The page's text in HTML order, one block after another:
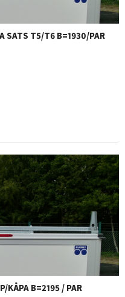
SATS T5/T6 B=1930/PAR
KÅPA B=2195 / PAR